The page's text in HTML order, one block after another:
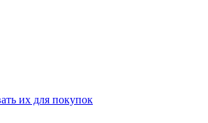
их для покупок